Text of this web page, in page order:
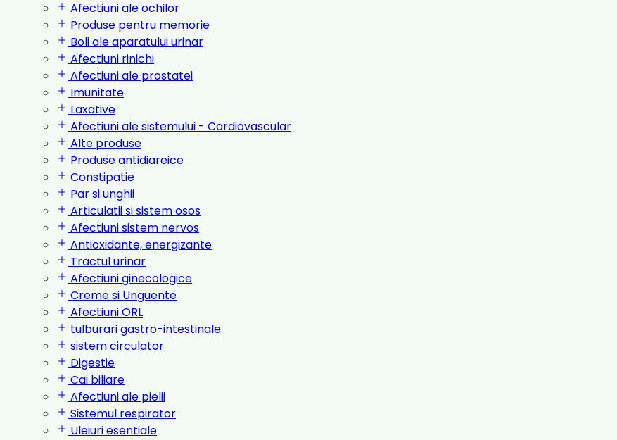
Afectiuni ale ochilor
Produse pentru memorie
Boli ale aparatului urinar
Afectiuni rinichi
Afectiuni ale prostatei
Imunitate
Laxative
Afectiuni ale sistemului - Cardiovascular
Alte produse
Produse antidiareice
Constipatie
Par si unghii
Articulatii si sistem osos
Afectiuni sistem nervos
Antioxidante, energizante
Tractul urinar
Afectiuni ginecologice
Creme si Unguente
Afectiuni ORL
tulburari gastro-intestinale
sistem circulator
Digestie
Cai biliare
Afectiuni ale pielii
Sistemul respirator
Uleiuri esentiale